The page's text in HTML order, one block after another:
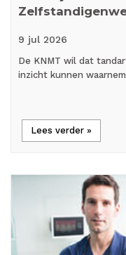
9 jul 2026
De KNMT wil dat
inzicht kunnen
Lees verder »